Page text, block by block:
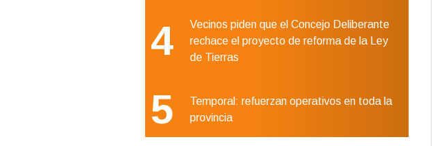
4
Vecinos piden que el Concejo Deliberante
rechace el proyecto de reforma de la Ley
de Tierras
5
Temporal: refuerzan operativos en toda la
provincia